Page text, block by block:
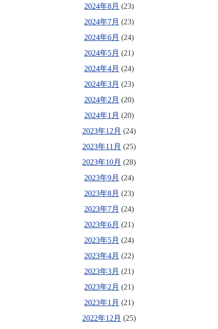
2024年8月 (23)
2024年7月 (23)
2024年6月 (24)
2024年5月 (21)
2024年4月 (24)
2024年3月 (23)
2024年2月 (20)
2024年1月 (20)
2023年12月 (24)
2023年11月 (25)
2023年10月 (28)
2023年9月 (24)
2023年8月 (23)
2023年7月 (24)
2023年6月 (21)
2023年5月 (24)
2023年4月 (22)
2023年3月 (21)
2023年2月 (21)
2023年1月 (21)
2022年12月 (25)